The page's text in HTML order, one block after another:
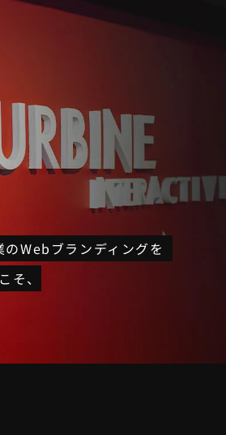
Webブランディングを
そ、